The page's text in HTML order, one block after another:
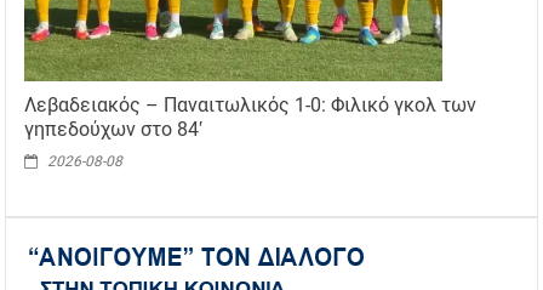
Λεβαδειακός – Παναιτωλικός 1-0: Φιλικό γκολ των
γηπεδούχων στο 84′
2026-08-08